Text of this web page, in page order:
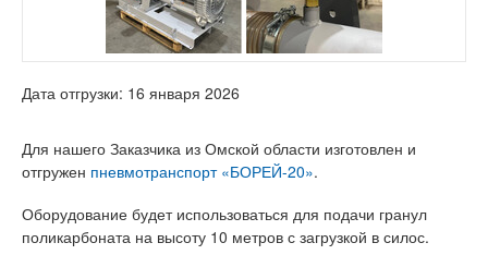
Дата отгрузки: 16 января 2026
Для нашего Заказчика из Омской области изготовлен и
отгружен пневмотранспорт «БОРЕЙ-20».
Оборудование будет использоваться для подачи гранул
поликарбоната на высоту 10 метров с загрузкой в силос.